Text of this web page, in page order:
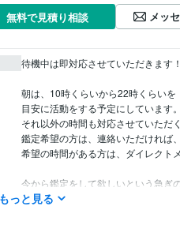
無料で見積り相談 メッ
待機中は即対応させていただきます！
朝は、10時くらいから22時くらいを
目安に活動をする予定にしています。
それ以外の時間も対応させていただ
鑑定希望の方は、連絡いただければ
希望の時間がある方は、ダイレクト
今から鑑定をして欲しいという急ぎ
できるだけ対応させていただきたい
っと見る